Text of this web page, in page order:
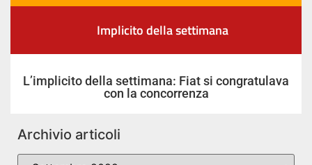
Implicito della settimana
L’implicito della settimana: Fiat si congratulava
con la concorrenza
Archivio articoli